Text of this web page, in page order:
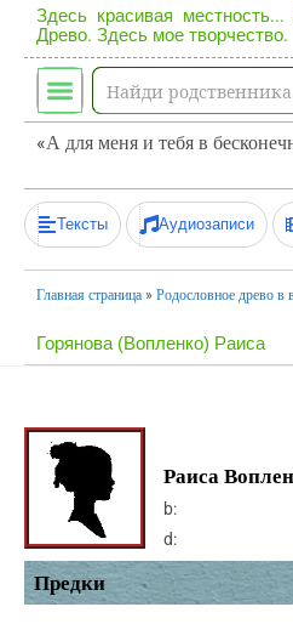
Здесь красивая
Древо. Здесь мое творчество.
«А для меня и тебя в
Тексты Аудиозаписи
Главная страница » Родословное древо в
Горянова (Вопленко) Раиса
Раиса
b:
d:
Предки